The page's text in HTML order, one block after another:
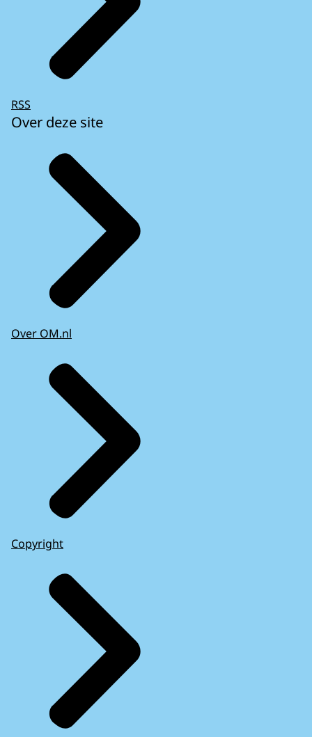
RSS
Over deze site
Over OM.nl
Copyright